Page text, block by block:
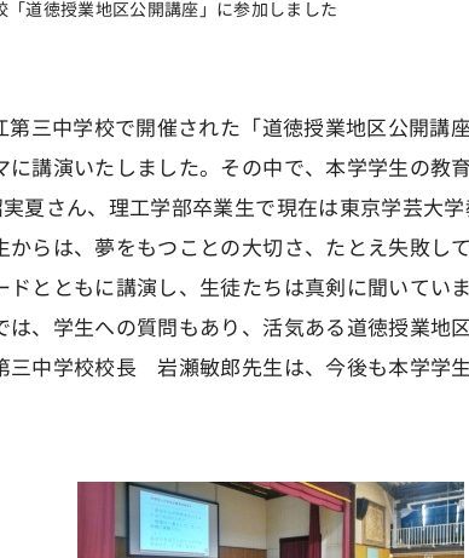
道徳授業地区公開講座」に参加しました
三中学校で開催された「道徳授業地区公開講
に講演いたしました。その中で、本学学生の教
夏さん、理工学部卒業生で現在は東京学芸大
からは、夢をもつことの大切さ、たとえ失敗し
とともに講演し、生徒たちは真剣に聞いていま
、学生への質問もあり、活気ある道徳授業地
中学校校長 岩瀬敏郎先生は、今後も本学学